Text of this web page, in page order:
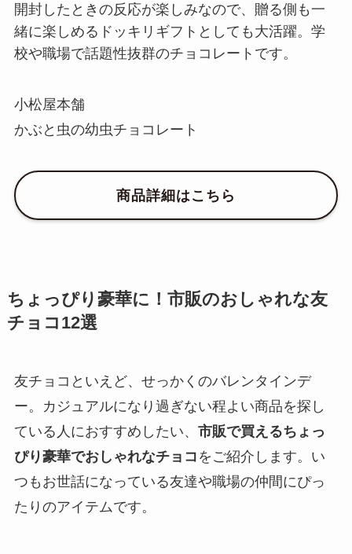
開封したときの反応が楽しみなので、贈る側も一
緒に楽しめるドッキリギフトとしても大活躍。学
校や職場で話題性抜群のチョコレートです。
小松屋本舗
かぶと虫の幼虫チョコレート
商品詳細はこちら
ちょっぴり豪華に！市販のおしゃれな友
チョコ12選
友チョコといえど、せっかくのバレンタインデ
ー。カジュアルになり過ぎない程よい商品を探し
ている人におすすめしたい、 市販で買えるちょっ
ぴり豪華でおしゃれなチョコ をご紹介します。い
つもお世話になっている友達や職場の仲間にぴっ
たりのアイテムです。